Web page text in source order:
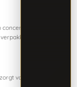
van 25
voor gemakkelijke